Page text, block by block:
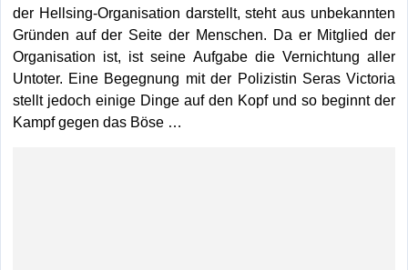
der Hellsing-Organisation darstellt, steht aus unbekannten
Gründen auf der Seite der Menschen. Da er Mitglied der
Organisation ist, ist seine Aufgabe die Vernichtung aller
Untoter. Eine Begegnung mit der Polizistin Seras Victoria
stellt jedoch einige Dinge auf den Kopf und so beginnt der
Kampf gegen das Böse …